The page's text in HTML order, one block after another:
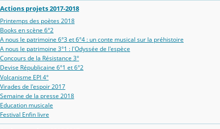
Actions projets 2017-2018
Printemps des poètes 2018
Books en scène 6°2
A nous le patrimoine 6°3 et 6°4 : un conte musical sur la préhistoire
A nous le patrimoine 3°1 : l'Odyssée de l'espèce
Concours de la Résistance 3°
Devise Républicaine 6°1 et 6°2
Volcanisme EPI 4°
Virades de l'espoir 2017
Semaine de la presse 2018
Education musicale
Festival Enfin livre